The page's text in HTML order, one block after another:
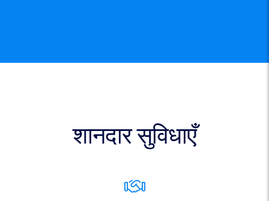
शानदार सुविधाएँ